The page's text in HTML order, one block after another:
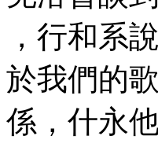
，行和系
於我們的歌
係 ，什